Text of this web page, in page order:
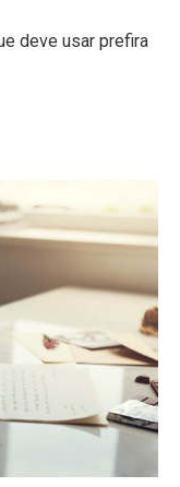
deve usar prefira